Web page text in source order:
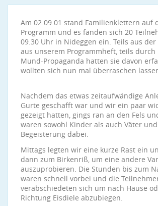
Am 02.09.01 stand Familienklettern auf
Programm und es fanden sich 20
09.30 Uhr in Nideggen ein. Teils aus
aus unserem Programmheft, teils durch
Mund-Propaganda hatten sie davon
wollten sich nun mal überraschen
Nachdem das etwas zeitaufwändige
Gurte geschafft war und wir ein paar
gezeigt hatten, gings ran an den Fels
waren sowohl Kinder als auch Väter
Begeisterung dabei.
Mittags legten wir eine kurze Rast ein
dann zum Birkenriß, um eine andere
auszuprobieren. Die Stunden bis zum
waren schnell vorbei und die
verabschiedeten sich um nach Hause
Richtung Eisdiele abzubiegen.